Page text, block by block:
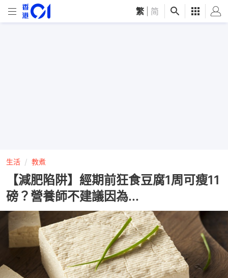
繁 简
生活 教煮
【減肥陷阱】經期前狂食豆腐1周可瘦11
磅？營養師不建議因為...